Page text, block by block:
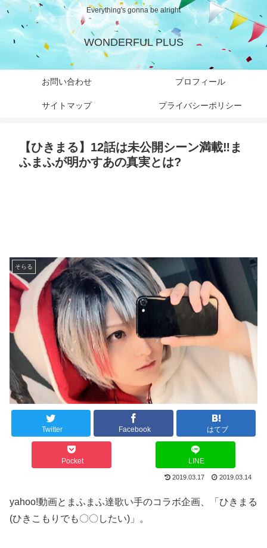
Everything's gonna be alright
WONDERFUL PLUS
お問い合わせ プロフィール
サイトマップ プライバシーポリシー
【ひきまる】12話は未公開シーン満載‼︎ま
ふまふが明かすあの真実とは?
そらる
Twitter Facebook はてブ
Pocket LINE
2019.03.17 2019.03.14
yahoo!動画とまふまふ達歌い手のコラボ企画、「ひきまる
(ひきこもりでも〇〇したい)」。